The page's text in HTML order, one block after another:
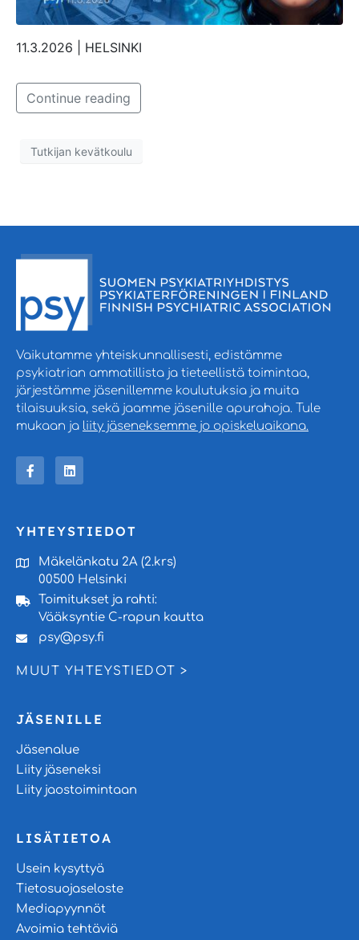
11.3.2026 | HELSINKI
Continue reading
Tutkijan kevätkoulu
Vaikutamme yhteiskunnallisesti, edistämme
psykiatrian ammatillista ja tieteellistä toimintaa,
järjestämme jäsenillemme koulutuksia ja muita
tilaisuuksia, sekä jaamme jäsenille apurahoja. Tule
mukaan ja liity jäseneksemme jo opiskeluaikana.
YHTEYSTIEDOT
Mäkelänkatu 2A (2.krs)
00500 Helsinki
Toimitukset ja rahti:
Vääksyntie C-rapun kautta
psy@psy.fi
MUUT YHTEYSTIEDOT >
JÄSENILLE
Jäsenalue
Liity jäseneksi
Liity jaostoimintaan
LISÄTIETOA
Usein kysyttyä
Tietosuojaseloste
Mediapyynnöt
Avoimia tehtäviä